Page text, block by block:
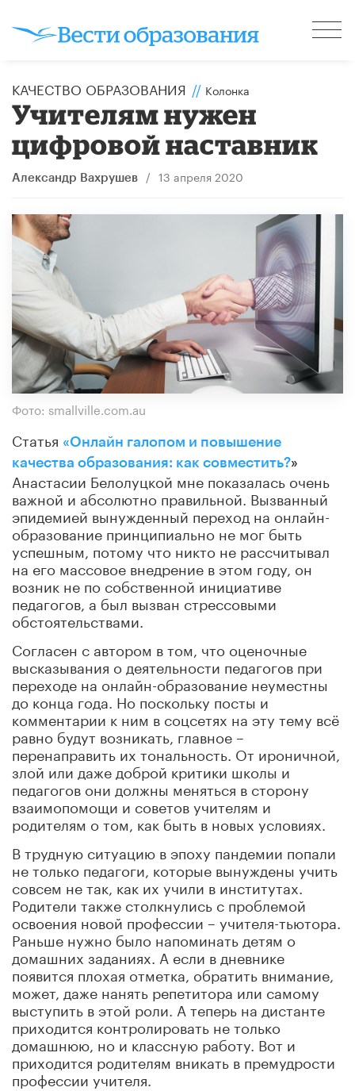
КАЧЕСТВО ОБРАЗОВАНИЯ // Колонка
Учителям нужен
цифровой наставник
Александр Вахрушев / 13 апреля 2020
Фото: smallville.com.au
Статья «Онлайн галопом и повышение
качества образования: как совместить?»
Анастасии Белолуцкой мне показалась очень
важной и абсолютно правильной. Вызванный
эпидемией вынужденный переход на онлайн-
образование принципиально не мог быть
успешным, потому что никто не рассчитывал
на его массовое внедрение в этом году, он
возник не по собственной инициативе
педагогов, а был вызван стрессовыми
обстоятельствами.
Согласен с автором в том, что оценочные
высказывания о деятельности педагогов при
переходе на онлайн-образование неуместны
до конца года. Но поскольку посты и
комментарии к ним в соцсетях на эту тему всё
равно будут возникать, главное –
перенаправить их тональность. От ироничной,
злой или даже доброй критики школы и
педагогов они должны меняться в сторону
взаимопомощи и советов учителям и
родителям о том, как быть в новых условиях.
В трудную ситуацию в эпоху пандемии попали
не только педагоги, которые вынуждены учить
совсем не так, как их учили в институтах.
Родители также столкнулись с проблемой
освоения новой профессии – учителя-тьютора.
Раньше нужно было напоминать детям о
домашних заданиях. А если в дневнике
появится плохая отметка, обратить внимание,
может, даже нанять репетитора или самому
выступить в этой роли. А теперь на дистанте
приходится контролировать не только
домашнюю, но и классную работу. Вот и
приходится родителям вникать в премудрости
профессии учителя.